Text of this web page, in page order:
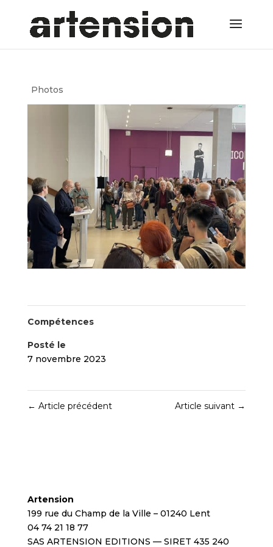
Photos
Compétences
Posté le
7 novembre 2023
← Article précédent Article suivant →
Artension
199 rue du Champ de la Ville – 01240 Lent
04 74 21 18 77
SAS ARTENSION EDITIONS — SIRET 435 240